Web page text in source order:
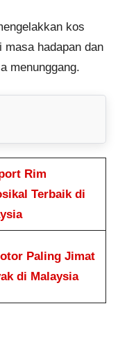
kos
masa hadapan dan
menunggang.
Rim
Terbaik di
Paling Jimat
di Malaysia